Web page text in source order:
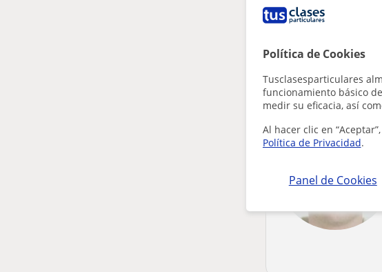
Política de Cookies
Tusclasesparticulares
funcionamiento básico
medir su eficacia, así
Al hacer clic en
Política de Privacidad.
Panel de Cookies